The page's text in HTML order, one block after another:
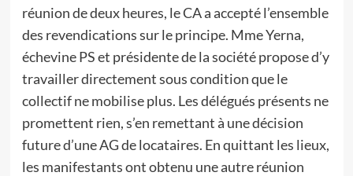
réunion de deux heures, le CA a accepté l’ensemble
des revendications sur le principe. Mme Yerna,
échevine PS et présidente de la société propose d’y
travailler directement sous condition que le
collectif ne mobilise plus. Les délégués présents ne
promettent rien, s’en remettant à une décision
future d’une AG de locataires. En quittant les lieux,
les manifestants ont obtenu une autre réunion